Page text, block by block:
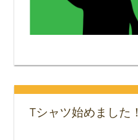
Tシャツ始めました！